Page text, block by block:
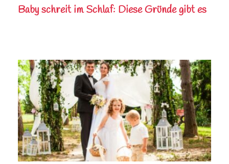
Baby schreit im Schlaf: Diese Gründe gibt es